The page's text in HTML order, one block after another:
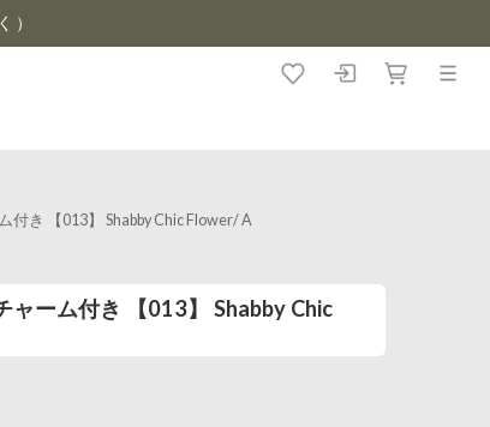
）
き 【013】 Shabby Chic Flower/ A
ャーム付き 【013】 Shabby Chic